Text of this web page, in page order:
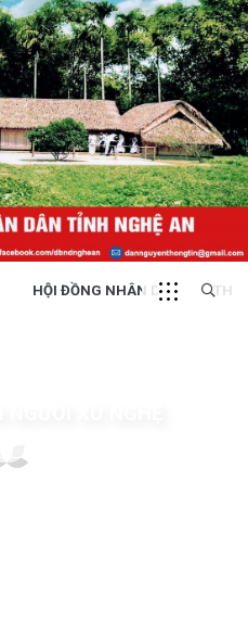
HỘI ĐỒNG NHÂN DÂN